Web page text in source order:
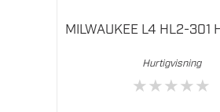
MILWAUKEE L4 HL2-301
Hurtigvisning
★★★★★